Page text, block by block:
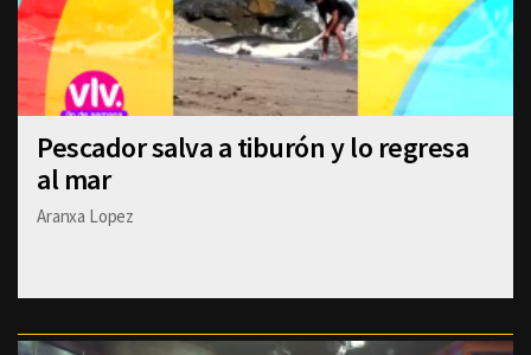
Pescador salva a tiburón y lo regresa
al mar
Aranxa Lopez